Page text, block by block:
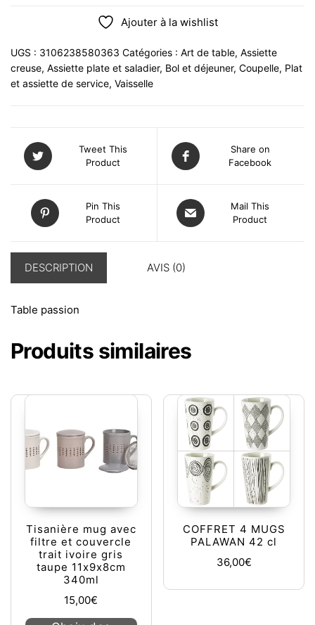
Ajouter à la wishlist
UGS : 3106238580363 Catégories : Art de table, Assiette
creuse, Assiette plate et saladier, Bol et déjeuner, Coupelle, Plat
et assiette de service, Vaisselle
Tweet This
Product
Share on
Facebook
Pin This
Product
Mail This
Product
DESCRIPTION AVIS (0)
Table passion
Produits similaires
Tisanière mug avec
filtre et couvercle
trait ivoire gris
taupe 11x9x8cm
340ml
15,00€
Ce produit a plusieurs variations.
COFFRET 4 MUGS
PALAWAN 42 cl
36,00€